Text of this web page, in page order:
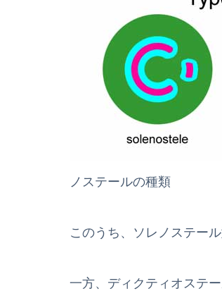
ノステールの種類
このうち、ソレノステー
一方、ディクティオステ